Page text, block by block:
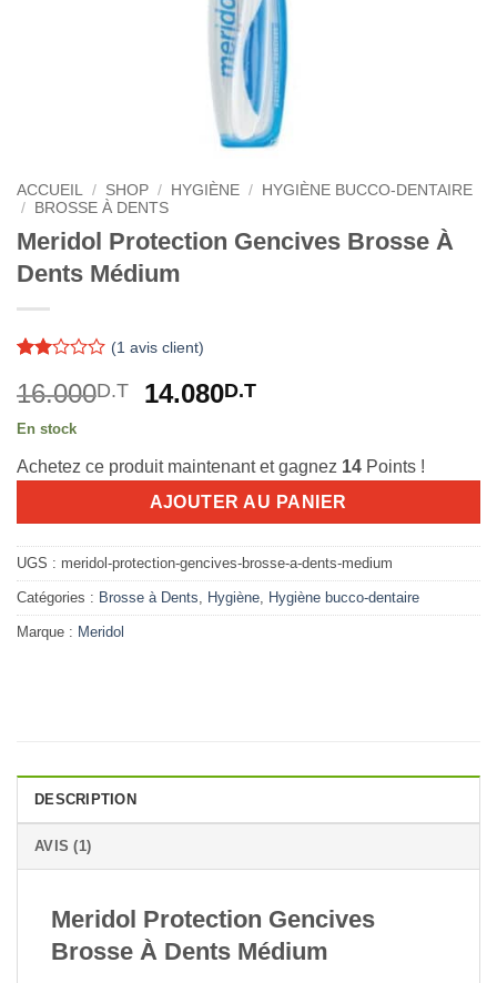
ACCUEIL / SHOP / HYGIÈNE /
HYGIÈNE BUCCO-DENTAIRE
/
BROSSE À DENTS
Meridol Protection Gencives Brosse À
Dents Médium
2
sur
5
sur
notation
(1 avis client)
16.000D.T
Le
était :
16.000D.T.
14.080D.TLe
est :
14.080D.T.
En stock
Achetez ce produit maintenant et gagnez 14 Points !
AJOUTER AU PANIER
UGS : meridol-protection-gencives-brosse-a-dents-medium
Catégories : Brosse à Dents, Hygiène, Hygiène bucco-dentaire
Marque : Meridol
DESCRIPTION
AVIS (1)
Meridol Protection Gencives
Brosse À Dents Médium